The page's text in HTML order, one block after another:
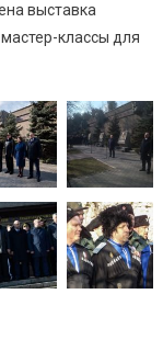
выставка
классы для